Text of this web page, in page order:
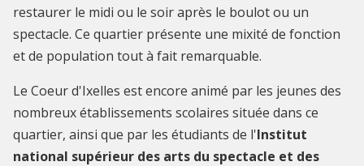
restaurer le midi ou le soir après le boulot ou un
spectacle. Ce quartier présente une mixité de fonction
et de population tout à fait remarquable.
Le Coeur d'Ixelles est encore animé par les jeunes des
nombreux établissements scolaires située dans ce
quartier, ainsi que par les étudiants de l'Institut
national supérieur des arts du spectacle et des